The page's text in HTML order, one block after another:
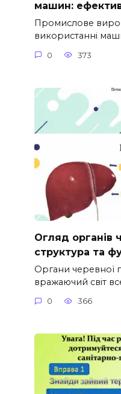
машин:
Промислове
використанні
0 373
Огляд органів
структура та
Органи черевної
вражаючий світ
0 366